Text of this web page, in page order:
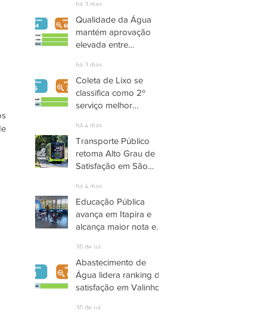
há 3 dias
Qualidade da Água
mantém aprovação
elevada entre
há 3 dias
Coleta de Lixo se
classifica como 2º
serviço melhor
de Parnaíba
há 4 dias
Transporte Público
retoma Alto Grau de
Satisfação em São
há 4 dias
Educação Pública
avança em Itapira e
alcança maior nota em
30 de jul.
Abastecimento de
Água lidera ranking de
satisfação em Valinhos
30 de jul.